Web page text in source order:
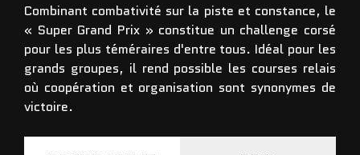
Combinant combativité sur la piste et constance, le
« Super Grand Prix » constitue un challenge corsé
pour les plus téméraires d'entre tous. Idéal pour les
grands groupes, il rend possible les courses relais
où coopération et organisation sont synonymes de
victoire.